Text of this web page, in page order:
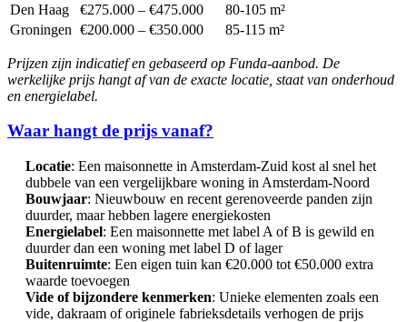
Den Haag
€275.000 – €475.000
80-105 m²
Groningen €200.000 – €350.000 85-115 m²
Prijzen zijn indicatief en gebaseerd op Funda-aanbod. De
werkelijke prijs hangt af van de exacte locatie, staat van onderhoud
en energielabel.
Waar hangt de prijs vanaf?
Locatie: Een maisonnette in Amsterdam-Zuid kost al snel het
dubbele van een vergelijkbare woning in Amsterdam-Noord
Bouwjaar: Nieuwbouw en recent gerenoveerde panden zijn
duurder, maar hebben lagere energiekosten
Energielabel: Een maisonnette met label A of B is gewild en
duurder dan een woning met label D of lager
Buitenruimte: Een eigen tuin kan €20.000 tot €50.000 extra
waarde toevoegen
Vide of bijzondere kenmerken: Unieke elementen zoals een
vide, dakraam of originele fabrieksdetails verhogen de prijs